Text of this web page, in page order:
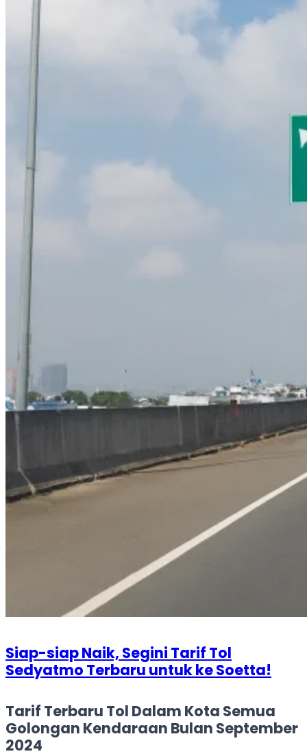
Siap-siap Naik, Segini Tarif Tol
Sedyatmo Terbaru untuk ke Soetta!
Tarif Terbaru Tol Dalam Kota Semua
Golongan Kendaraan Bulan September
2024